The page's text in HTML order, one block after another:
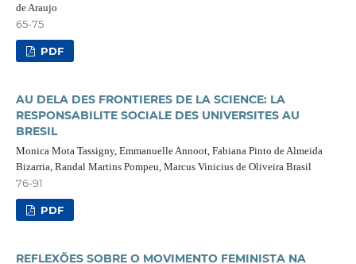
de Araujo
65-75
PDF
AU DELA DES FRONTIERES DE LA SCIENCE: LA
RESPONSABILITE SOCIALE DES UNIVERSITES AU
BRESIL
Monica Mota Tassigny, Emmanuelle Annoot, Fabiana Pinto de Almeida
Bizarria, Randal Martins Pompeu, Marcus Vinicius de Oliveira Brasil
76-91
PDF
REFLEXÕES SOBRE O MOVIMENTO FEMINISTA NA